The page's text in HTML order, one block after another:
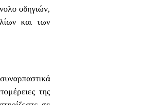
οδηγιών,
και των
της